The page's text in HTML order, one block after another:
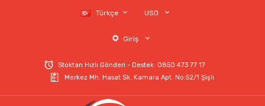
Türkçe USD
Giriş
Stoktan Hızlı Gönderi - Destek: 0850 473 77 17
Merkez Mh. Hasat Sk. Kamara Apt. No:52/1 Şişli